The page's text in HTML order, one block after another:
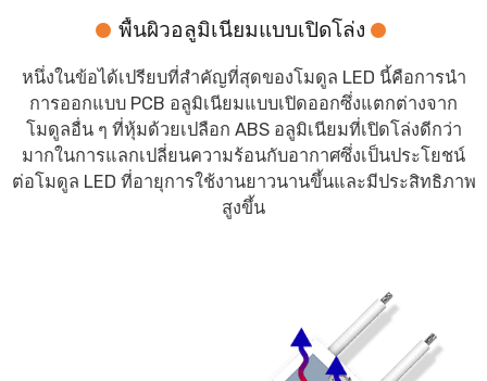
พื้นผิวอลูมิเนียมแบบเปิดโล่ง
หนึ่งในข้อได้เปรียบที่สำคัญที่สุดของโมดูล LED นี้คือการนำ
การออกแบบ PCB อลูมิเนียมแบบเปิดออกซึ่งแตกต่างจาก
โมดูลอื่น ๆ ที่หุ้มด้วยเปลือก ABS อลูมิเนียมที่เปิดโล่งดีกว่า
มากในการแลกเปลี่ยนความร้อนกับอากาศซึ่งเป็นประโยชน์
ต่อโมดูล LED ที่อายุการใช้งานยาวนานขึ้นและมีประสิทธิภาพ
สูงขึ้น